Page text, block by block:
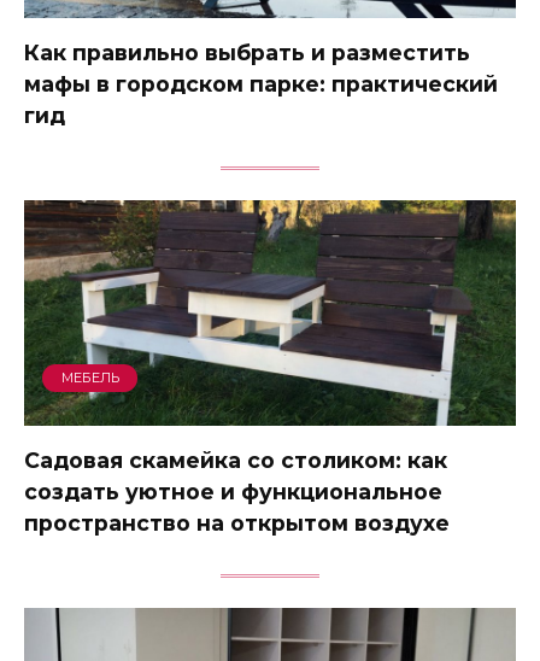
Как правильно выбрать и разместить
мафы в городском парке: практический
гид
МЕБЕЛЬ
Садовая скамейка со столиком: как
создать уютное и функциональное
пространство на открытом воздухе